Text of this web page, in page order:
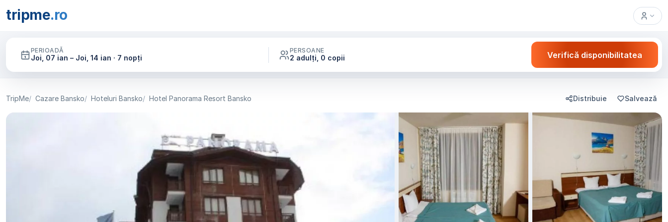
tripme.ro
PERIOADĂ
Joi, 07 ian – Joi, 14 ian · 7 nopți
PERSOANE
2 adulți, 0 copii Verifică disponibilitatea
TripMe Cazare Bansko Hoteluri Bansko Hotel Panorama Resort Bansko Distribuie Salvează